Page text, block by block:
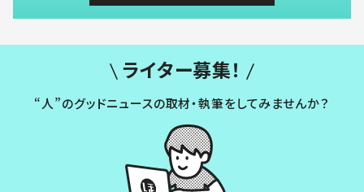
ライター募集！
“人”のグッドニュースの取材・執筆をしてみませんか？